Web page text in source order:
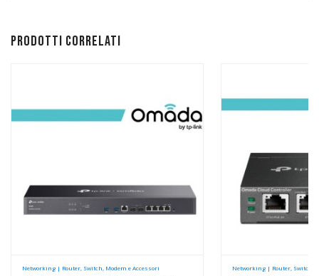
Prodotti correlati
Networking | Router, Switch, Modem e Accessori Networking | Router, Switch,